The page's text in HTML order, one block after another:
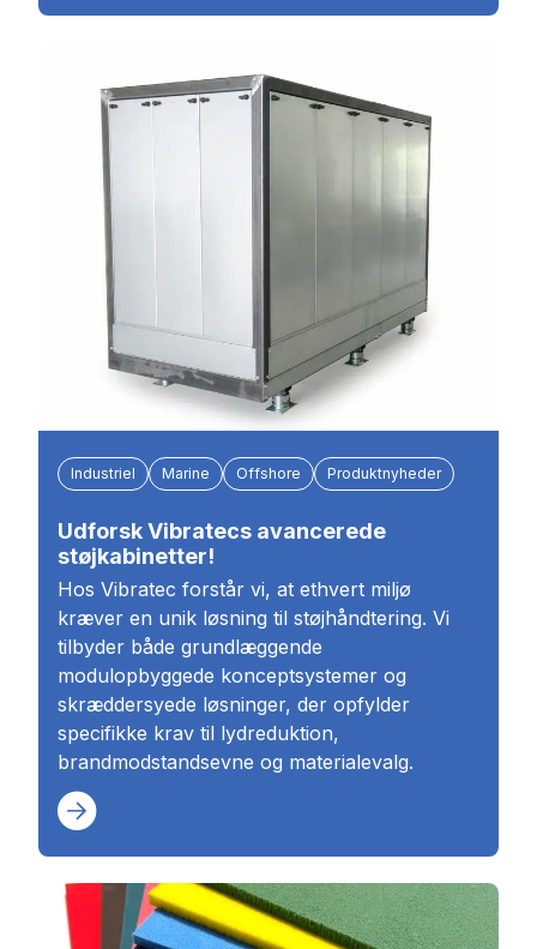
Industriel Marine Offshore Produktnyheder
Udforsk Vibratecs avancerede
støjkabinetter!
Hos Vibratec forstår vi, at ethvert miljø
kræver en unik løsning til støjhåndtering. Vi
tilbyder både grundlæggende
modulopbyggede konceptsystemer og
skræddersyede løsninger, der opfylder
specifikke krav til lydreduktion,
brandmodstandsevne og materialevalg.